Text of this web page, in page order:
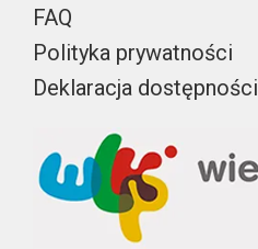
FAQ
Polityka prywatności
Deklaracja dostępności